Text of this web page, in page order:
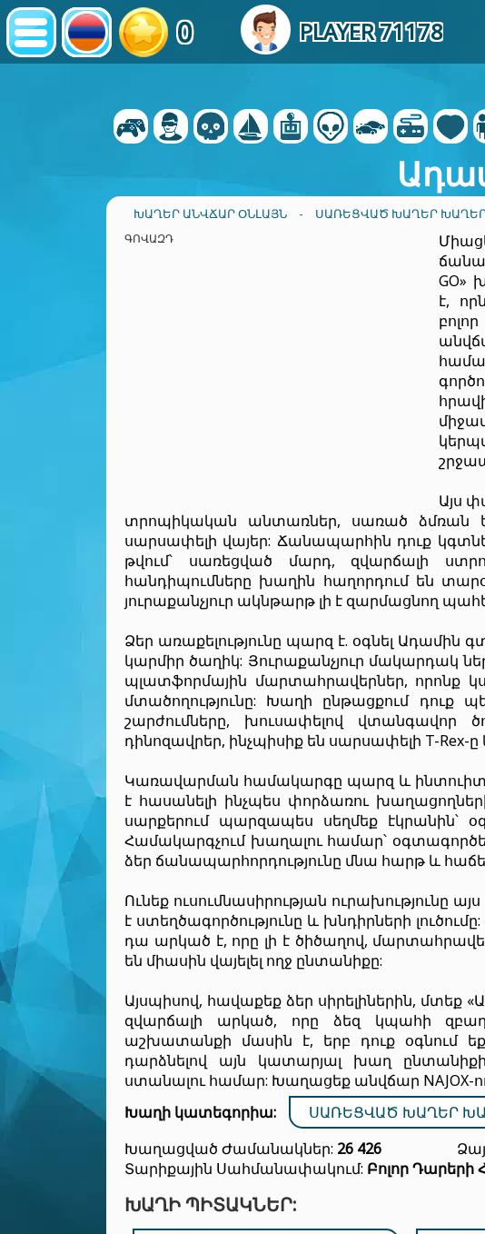
0 PLAYER 71178
ԽԱՂԵՐ ԱՆՎՃԱՐ ՕՆԼԱՅՆ - ՍԱՌԵՑՎԱԾ ԽԱՂԵՐ
ԳՈՎԱԶԴ
GO»
է,
Այս
տրոպիկական անտառներ, սառած ձմռան
սարսափելի վայեր: Ճանապարհին դուք
թվում՝ սառեցված մարդ, զվարճալի
հանդիպումները խաղին հաղորդում են
յուրաքանչյուր ակնթարթ լի է զարմացնող
Ձեր առաքելությունը պարզ է. օգնել Ադամին
կարմիր ծաղիկ: Յուրաքանչյուր մակարդակ
պլատֆորմային մարտահրավերներ, որոնք
մտածողությունը: Խաղի ընթացքում դուք
շարժումները, խուսափելով վտանգավոր
դինոզավրեր, ինչպիսիք են սարսափելի T-Rex-ը
Կառավարման համակարգը պարզ և
է հասանելի ինչպես փորձառու
սարքերում պարզապես սեղմեք էկրանին՝
Համակարգչում խաղալու համար՝
ձեր ճանապարհորդությունը մնա հարթ և
Ունեք ուսումնասիրության ուրախությունը
է ստեղծագործությունը և խնդիրների
դա արկած է, որը լի է ծիծաղով,
են միասին վայելել ողջ ընտանիքը:
Այսպիսով, հավաքեք ձեր սիրելիներին, մտեք
զվարճալի արկած, որը ձեզ կպահի
աշխատանքի մասին է, երբ դուք օգնում եք
դարձնելով այն կատարյալ խաղ
ստանալու համար: Խաղացեք անվճար NAJOX-
Խաղի կատեգորիա:
ՍԱՌԵՑՎԱԾ ԽԱՂԵՐ
Խաղացված Ժամանակներ: 26 426
Տարիքային Սահմանափակում: Բոլոր
ԽԱՂԻ ՊԻՏԱԿՆԵՐ: